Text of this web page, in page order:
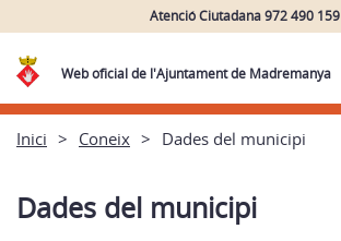
Atenció Ciutadana 972 490 159
Web oficial de l'Ajuntament de Madremanya
Inici Coneix Dades del municipi
Dades del municipi